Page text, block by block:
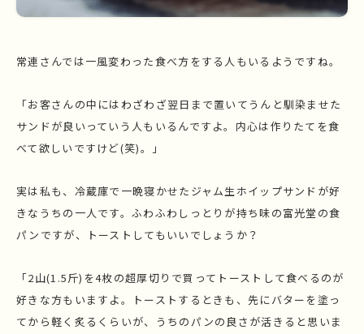
常連さんでは一風変わった食べ方をする人もいるようですね。
「お客さんの中にはわざわざ翌日まで置いてうんと馴染ませた
サンドが良いっていう人もいるんですよ。内心は作りたてを食
べて欲しいですけど(笑)。」
実は私も、冷蔵庫で一晩寝かせたジャム生ホイップサンドが好
きなうちの一人です。ふわふわしっとりが持ち味の富光堂の食
パンですが、トーストしてもいいでしょうか？
「2山(1.5斤)を4枚の超厚切りで買ってトーストして食べるのが
好きな方もいますよ。トーストするときも、先にバターを塗っ
てから軽く炙るくらいが、うちのパンの良さが活きると思いま